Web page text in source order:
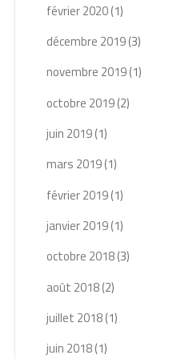
février 2020(1)
décembre 2019(3)
novembre 2019(1)
octobre 2019(2)
juin 2019(1)
mars 2019(1)
février 2019(1)
janvier 2019(1)
octobre 2018(3)
août 2018(2)
juillet 2018(1)
juin 2018(1)